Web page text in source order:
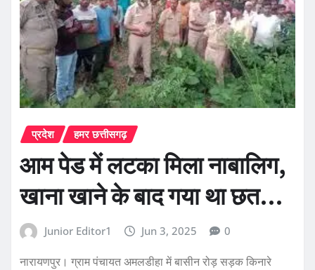
प्रदेश हमर छत्तीसगढ़
आम पेड में लटका मिला नाबालिग,
खाना खाने के बाद गया था छत…
Junior Editor1 Jun 3, 2025 0
नारायणपुर। ग्राम पंचायत अमलडीहा में बासीन रोड़ सड़क किनारे